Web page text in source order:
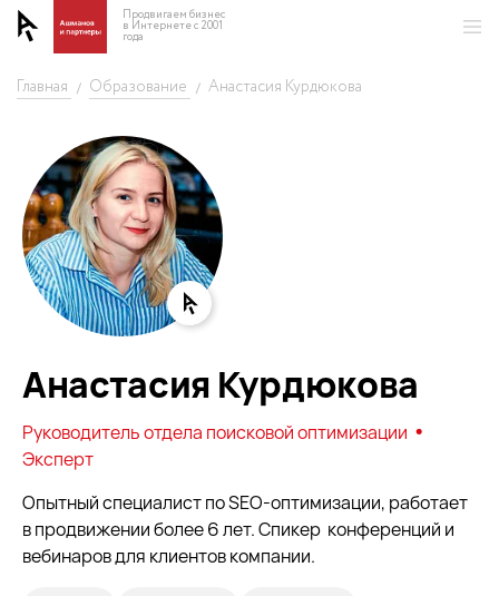
Продвигаем бизнес
в Интернете с 2001
года
Главная / Образование / Анастасия Курдюкова
Анастасия Курдюкова
Руководитель отдела поисковой оптимизации •
Эксперт
Опытный специалист по SEO-оптимизации, работает
в продвижении более 6 лет. Спикер конференций и
вебинаров для клиентов компании.